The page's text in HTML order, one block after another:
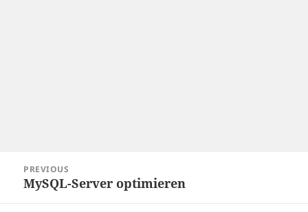
navigation
PREVIOUS
Previous
MySQL-Server optimieren